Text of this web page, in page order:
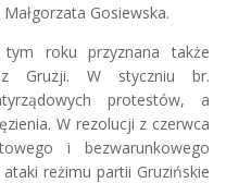
Gosiewska.
roku przyznana także
z Gruzji. W styczniu br.
protestów, a
W rezolucji z czerwca
i bezwarunkowego
reżimu partii Gruzińskie